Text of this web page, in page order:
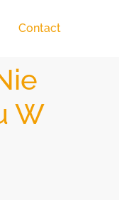
Contact
W